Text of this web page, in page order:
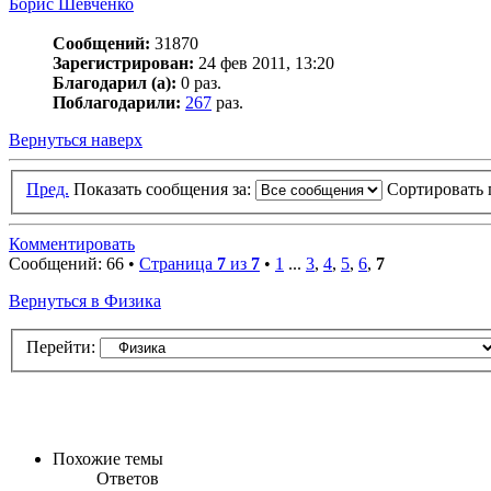
Борис Шевченко
Сообщений: 31870
Зарегистрирован: 24 фев 2011, 13:20
Благодарил (а): 0 раз.
Поблагодарили: 267 раз.
Вернуться наверх
Пред. Показать сообщения за: Сортировать
Комментировать
Сообщений: 66 • Страница 7 из 7 • 1 ... 3, 4, 5, 6, 7
Вернуться в Физика
Перейти:
Похожие темы
Ответов